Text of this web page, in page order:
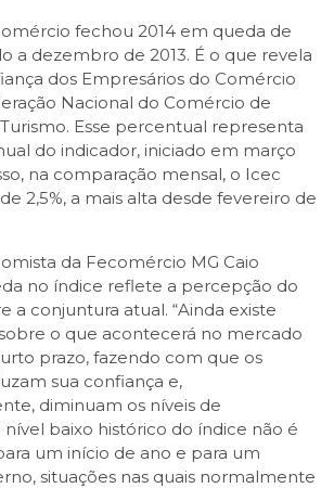
fechou 2014 em queda de
a dezembro de 2013. É o que revela
dos Empresários do Comércio
Nacional do Comércio de
Turismo. Esse percentual representa
do indicador, iniciado em março
na comparação mensal, o Icec
2,5%, a mais alta desde fevereiro de
da Fecomércio MG Caio
no índice reflete a percepção do
a conjuntura atual. “Ainda existe
o que acontecerá no mercado
prazo, fazendo com que os
sua confiança e,
diminuam os níveis de
nível baixo histórico do índice não é
um início de ano e para um
situações nas quais normalmente